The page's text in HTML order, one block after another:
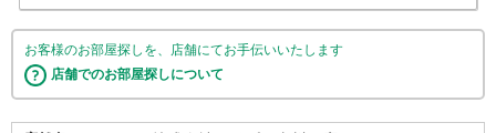
お客様のお部屋探しを、店舗にてお手伝いいたします
店舗でのお部屋探しについて